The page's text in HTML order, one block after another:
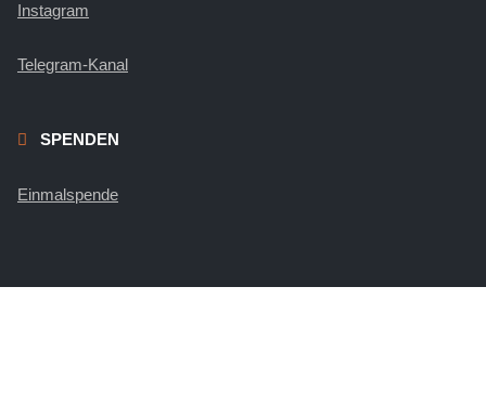
Instagram
Telegram-Kanal
SPENDEN
Einmalspende